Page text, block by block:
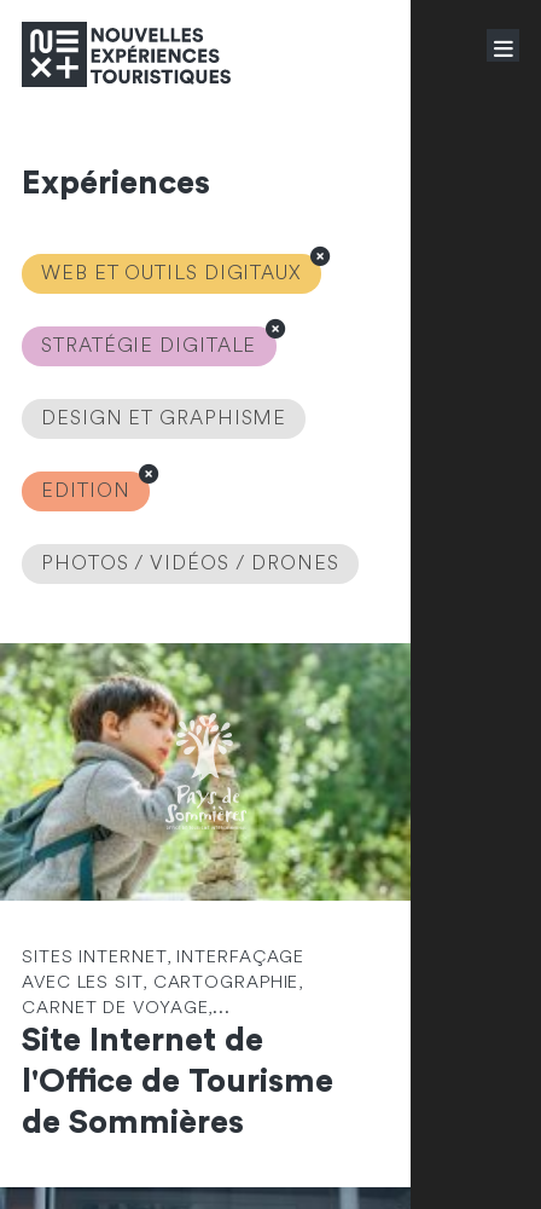
Expériences
WEB ET OUTILS DIGITAUX
STRATÉGIE DIGITALE
DESIGN ET GRAPHISME
EDITION
PHOTOS / VIDÉOS / DRONES
SITES INTERNET, INTERFAÇAGE
AVEC LES SIT, CARTOGRAPHIE,
CARNET DE VOYAGE,...
Site Internet de
l'Office de Tourisme
de Sommières